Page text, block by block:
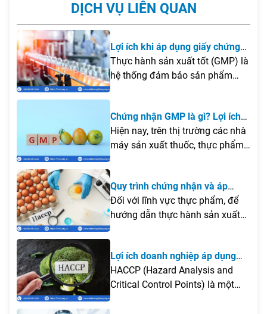
DỊCH VỤ LIÊN QUAN
Lợi ích khi áp dụng giấy chứng
nhận GMP
Thực hành sản xuất tốt (GMP) là
hệ thống đảm bảo sản phẩm
được sản xuất liên tục và được
kiểm soát theo tiêu chuẩn chất
lượng.
Chứng nhận GMP là gì? Lợi ích
khi áp dụng quy trình sản xuất
theo tiêu chuẩn GMP?
Hiện nay, trên thị trường các nhà
máy sản xuất thuốc, thực phẩm
bảo vệ sức khỏe, hóa mỹ phẩm
đòi hỏi về yêu cầu chất lượng rất
chặt chẽ. Vì vậy, giấy chứng
nhận GMP là điều kiện cần thiết
để nhà máy đi vào hoạt động.
Quy trình chứng nhận và áp
dụng HACCP trong an toàn thực
phẩm
Đối với lĩnh vực thực phẩm, để
hướng dẫn thực hành sản xuất
tốt và phân tích được những mối
nguy nhằm đảm bảo an toàn vệ
sinh và chất lượng thực phẩm sẽ
được hỗ trợ bởi chứng chỉ
HACCP.
Lợi ích doanh nghiệp áp dụng
chứng nhận HACCP Hệ thống
Phân tích mối nguy và Kiểm soát
điểm tới hạn
HACCP (Hazard Analysis and
Critical Control Points) là một
tiêu chuẩn quản lý quốc tế về an